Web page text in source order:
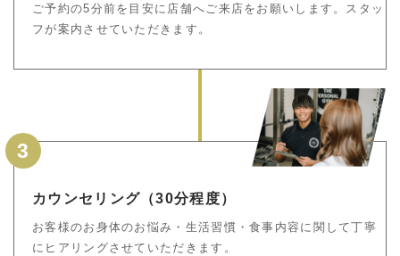
ご予約の5分前を目安に店舗へご来店をお願いします。スタッ
フが案内させていただきます。
3
カウンセリング（30分程度）
お客様のお身体のお悩み・生活習慣・食事内容に関して丁寧
にヒアリングさせていただきます。